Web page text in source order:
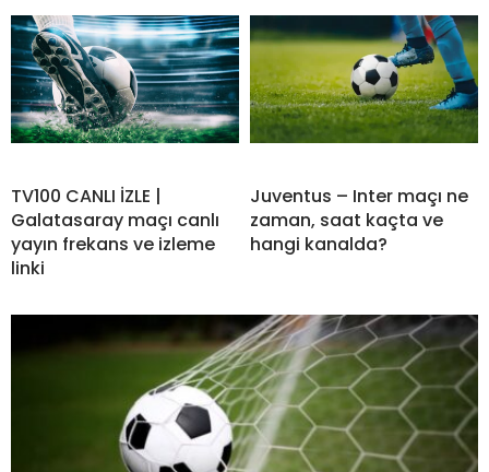
TV100 CANLI İZLE |
Galatasaray maçı canlı
yayın frekans ve izleme
linki
Juventus – Inter maçı ne
zaman, saat kaçta ve
hangi kanalda?